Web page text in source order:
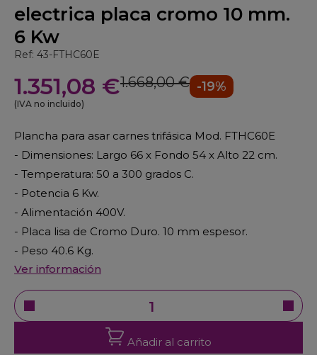
electrica placa cromo 10 mm.
6 Kw
Ref: 43-FTHC60E
1.351,08 €1.668,00 € -19%
(IVA no incluido)
Plancha para asar carnes trifásica Mod. FTHC60E
- Dimensiones: Largo 66 x Fondo 54 x Alto 22 cm.
- Temperatura: 50 a 300 grados C.
- Potencia 6 Kw.
- Alimentación 400V.
- Placa lisa de Cromo Duro. 10 mm espesor.
- Peso 40.6 Kg.
Ver información
Añadir al carrito